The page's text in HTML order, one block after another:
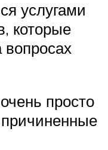
услугами
которые
просто